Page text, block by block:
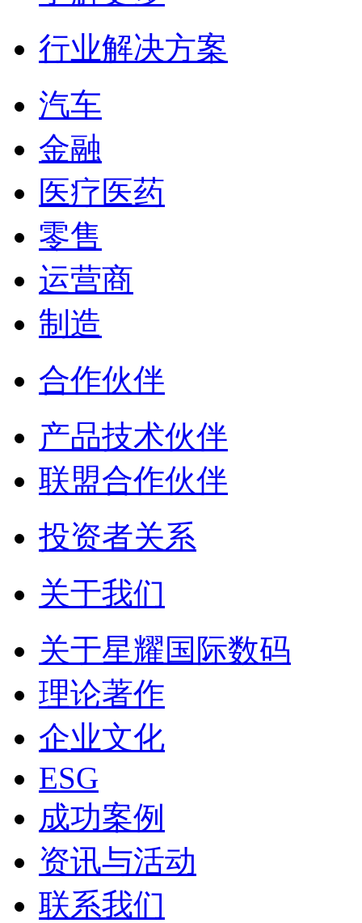
行业解决方案
汽车
金融
医疗医药
零售
运营商
制造
合作伙伴
产品技术伙伴
联盟合作伙伴
投资者关系
关于我们
关于星耀国际数码
理论著作
企业文化
ESG
成功案例
资讯与活动
联系我们